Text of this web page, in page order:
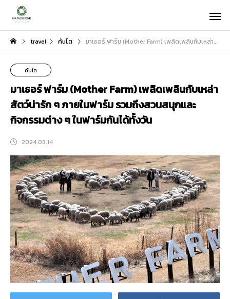
travel คันโต มาเธอร์ ฟาร์ม (Mother Farm) เพลิดเพลินกับเหล่าสัตว์น่ารัก ๆ ภายในฟาร์ม รวมถึงสวนสนุกและกิจกรรมต่าง ๆ ในฟาร์มกันได้ทั้งวัน
คันโต
มาเธอร์ ฟาร์ม (Mother Farm) เพลิดเพลินกับเหล่า
สัตว์น่ารัก ๆ ภายในฟาร์ม รวมถึงสวนสนุกและ
กิจกรรมต่าง ๆ ในฟาร์มกันได้ทั้งวัน
2024.03.14